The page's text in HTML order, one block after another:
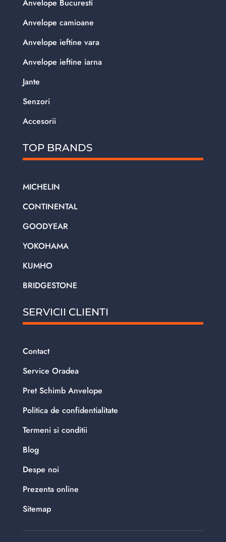
Anvelope Bucuresti
Anvelope camioane
Anvelope ieftine vara
Anvelope ieftine iarna
Jante
Senzori
Accesorii
TOP BRANDS
MICHELIN
CONTINENTAL
GOODYEAR
YOKOHAMA
KUMHO
BRIDGESTONE
SERVICII CLIENTI
Contact
Service Oradea
Pret Schimb Anvelope
Politica de confidentialitate
Termeni si conditii
Blog
Despe noi
Prezenta online
Sitemap